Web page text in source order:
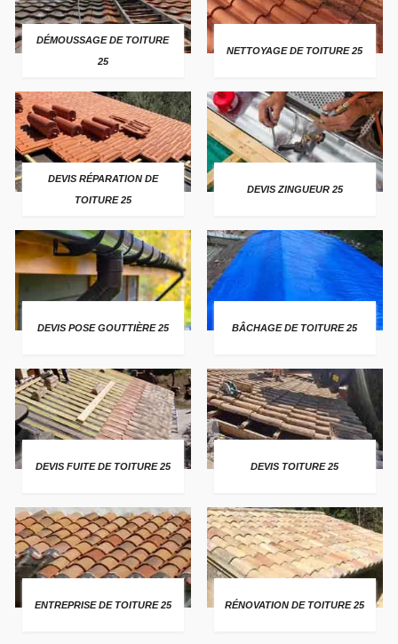
DÉMOUSSAGE DE TOITURE
25
NETTOYAGE DE TOITURE 25
DEVIS RÉPARATION DE
TOITURE 25
DEVIS ZINGUEUR 25
DEVIS POSE GOUTTIÈRE 25 BÂCHAGE DE TOITURE 25
DEVIS FUITE DE TOITURE 25 DEVIS TOITURE 25
ENTREPRISE DE TOITURE 25 RÉNOVATION DE TOITURE 25